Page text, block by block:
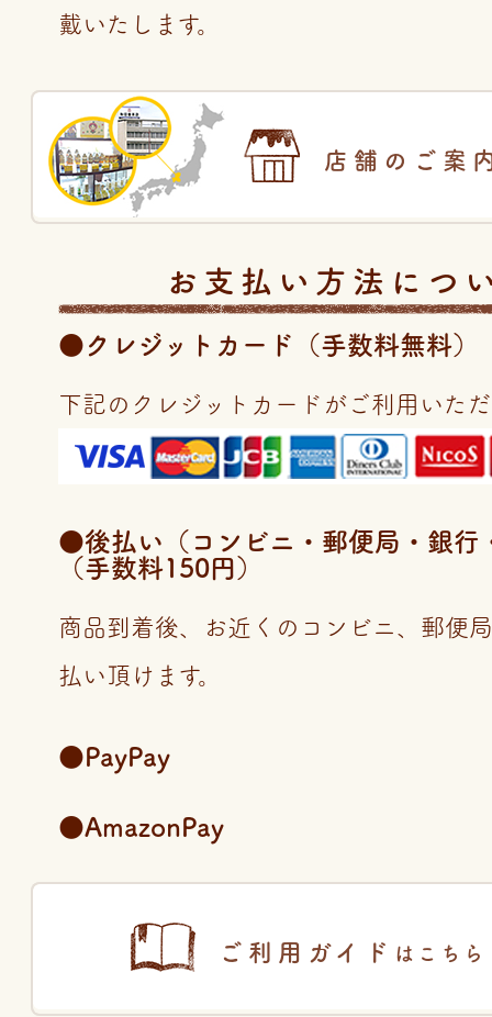
戴いたします。
店舗のご案
お支払い方法につ
●クレジットカード（手数料無料）
下記のクレジットカードがご利用いた
●後払い（コンビニ・郵便局・銀行
（手数料150円）
商品到着後、お近くのコンビニ、郵便
払い頂けます。
●PayPay
●AmazonPay
ご利用ガイド はこちら